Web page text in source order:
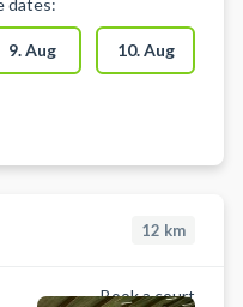
dates:
9. Aug 10. Aug
12 km
Book a court